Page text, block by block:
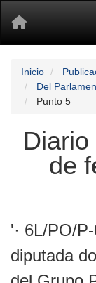
Inicio
Del
Punto 5
de
'· 6L/PO/
diputada